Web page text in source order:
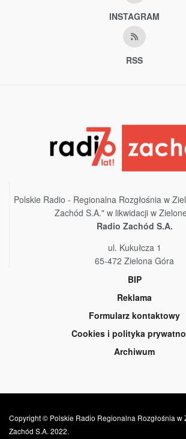
INSTAGRAM
RSS
Polskie Radio - Regionalna Rozgłośnia w
Zachód S.A." w likwidacji w
Radio Zachód S.A.
ul. Kukułcza 1
65-472 Zielona Góra
BIP
Reklama
Formularz kontaktowy
Cookies i polityka
Archiwum
Copyright © Polskie Radio Regionalna Rozgłośnia w
Zachód S.A. 2022.